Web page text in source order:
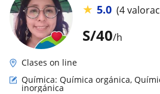
S/40/h
★ 5.0 (4
Clases on line
Química: Química orgánica,
inorgánica